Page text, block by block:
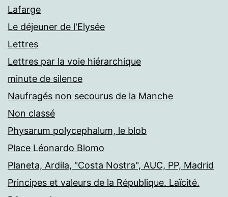
Lafarge
Le déjeuner de l'Elysée
Lettres
Lettres par la voie hiérarchique
minute de silence
Naufragés non secourus de la Manche
Non classé
Physarum polycephalum, le blob
Place Léonardo Blomo
Planeta, Ardila, "Costa Nostra", AUC, PP, Madrid
Principes et valeurs de la République. Laïcité.